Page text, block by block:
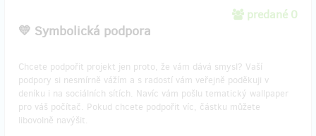
predané 0
💛 Symbolická podpora
Chcete podpořit projekt jen proto, že vám dává smysl? Vaší
podpory si nesmírně vážím a s radostí vám veřejně poděkuji v
deníku i na sociálních sítích. Navíc vám pošlu tematický wallpaper
pro váš počítač. Pokud chcete podpořit víc, částku můžete
libovolně navýšit.